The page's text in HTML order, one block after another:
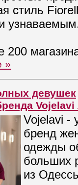
стиль
200
»
девушек
Vojelavi
Vojelavi -
бренд
одежды
больших
из